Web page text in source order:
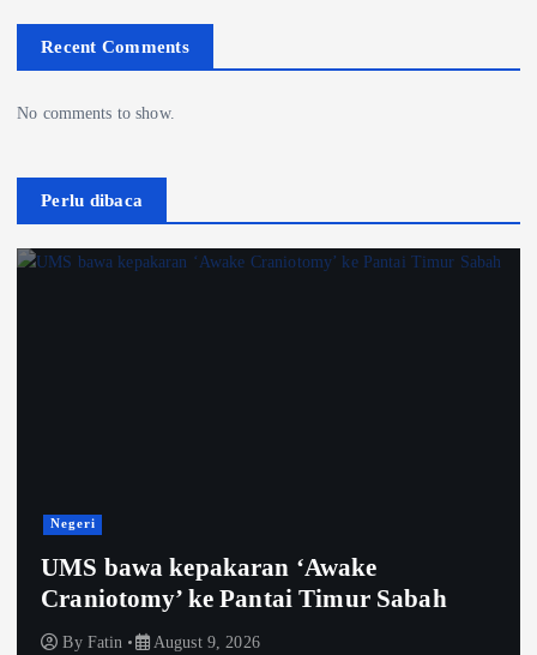
Recent Comments
No comments to show.
Perlu dibaca
Negeri
UMS bawa kepakaran ‘Awake
Craniotomy’ ke Pantai Timur Sabah
By Fatin August 9, 2026